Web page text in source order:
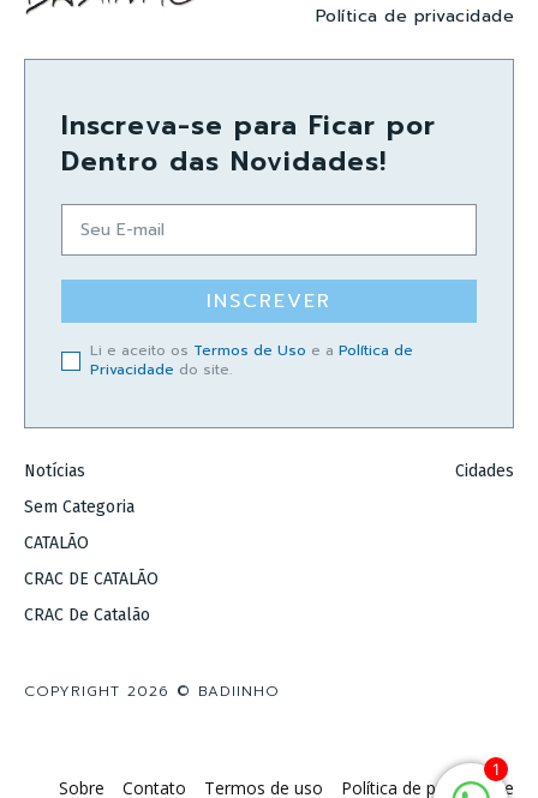
Política de privacidade
Inscreva-se para Ficar por
Dentro das Novidades!
INSCREVER
Li e aceito os Termos de Uso e a Política de
Privacidade do site.
Notícias
Sem Categoria
CATALÃO
CRAC DE CATALÃO
CRAC De Catalão
Cidades
COPYRIGHT 2026 © BADIINHO
Sobre Contato Termos de uso Política de privacidade
1